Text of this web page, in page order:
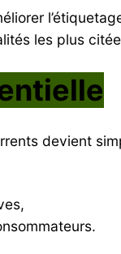
les plus
devient